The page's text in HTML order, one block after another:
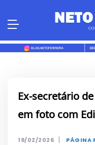
Ex-secretário
em foto com
19/02/2026 | PÁGINA